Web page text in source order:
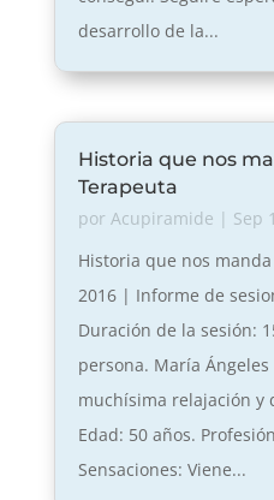
desarrollo de la...
Historia que nos
Terapeuta
por Acupiramide | Sep
Historia que nos manda
2016 | Informe de
Duración de la sesión:
persona. María Ángeles
muchísima relajación y
Edad: 50 años.
Sensaciones: Viene...